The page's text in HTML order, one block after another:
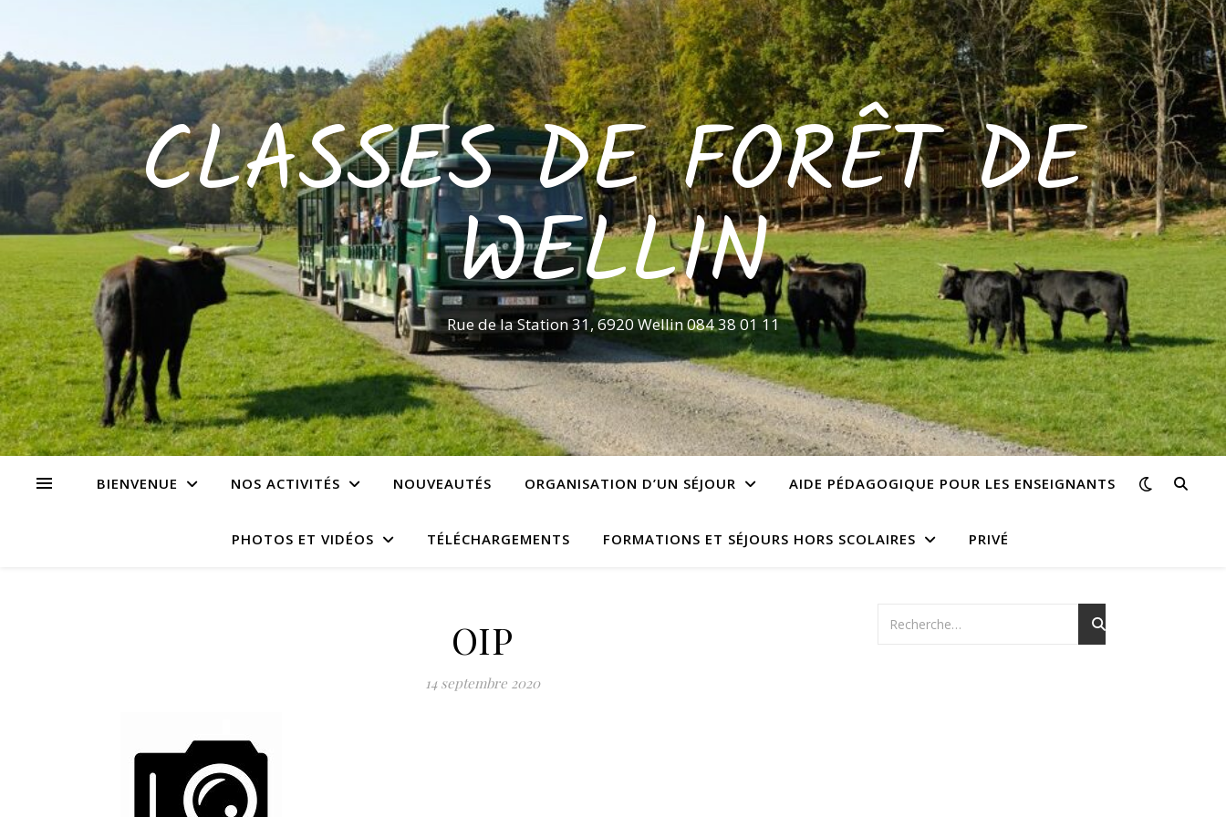
CLASSES DE FORÊT DE
WELLIN
Rue de la Station 31, 6920 Wellin 084 38 01 11
BIENVENUE NOS ACTIVITÉS NOUVEAUTÉS ORGANISATION D’UN SÉJOUR AIDE PÉDAGOGIQUE POUR LES ENSEIGNANTS
PHOTOS ET VIDÉOS TÉLÉCHARGEMENTS FORMATIONS ET SÉJOURS HORS SCOLAIRES PRIVÉ
OIP
14 septembre 2020